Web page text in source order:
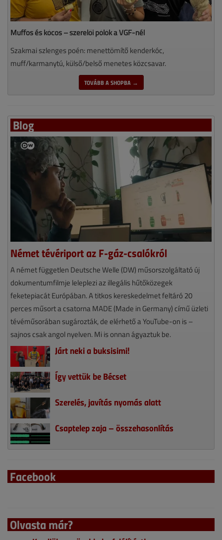
Muffos és kócos – szerelői pólók a VGF-nél
Szakmai szlenges poén: menettömítő kenderkóc,
muff/karmanytú, külső/belső menetes közcsavar.
TOVÁBB A SHOPBA →
Blog
Német tévériport az F-gáz-csalókról
A német független Deutsche Welle (DW) műsorszolgáltató új
dokumentumfilmje leleplezi az illegális hűtőközegek
feketepiacát Európában. A titkos kereskedelmet feltáró 20
perces műsort a csatorna MADE (Made in Germany) című üzleti
tévéműsorában sugározták, de elérhető a YouTube-on is –
sajnos csak angol nyelven. Mi is onnan ágyaztuk be.
Járt neki a buksisimi!
Így vettük be Bécset
Szerelés, javítás nyomás alatt
Csaptelep zaja – összehasonlítás
Facebook
Olvasta már?